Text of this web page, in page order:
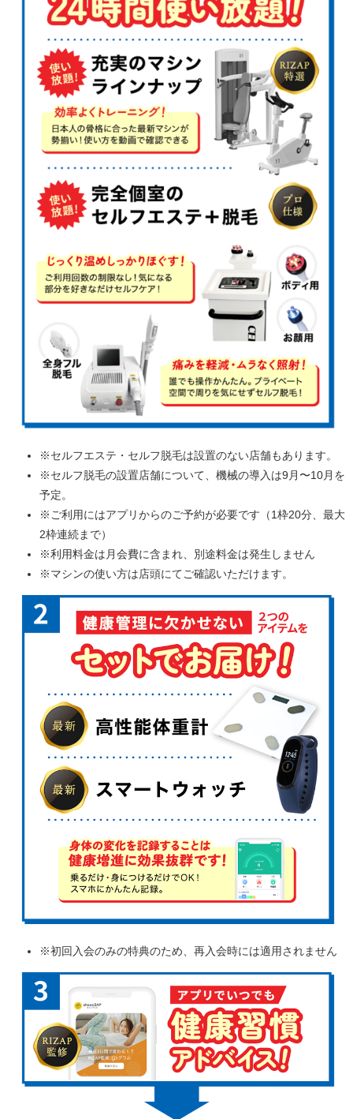
※セルフエステ・セルフ脱毛は設置のない店舗もあります。
※セルフ脱毛の設置店舗について、機械の導入は9月〜10月を
予定。
※ご利用にはアプリからのご予約が必要です（1枠20分、最大
2枠連続まで）
※利用料金は月会費に含まれ、別途料金は発生しません
※マシンの使い方は店頭にてご確認いただけます。
※初回入会のみの特典のため、再入会時には適用されません